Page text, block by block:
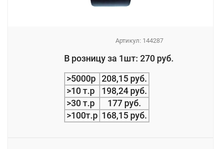
Артикул: 144287
В розницу за 1шт: 270 руб.
>5000р 208,15 руб.
>10 т.р
198,24 руб.
>30 т.р
177 руб.
>100т.р 168,15 руб.